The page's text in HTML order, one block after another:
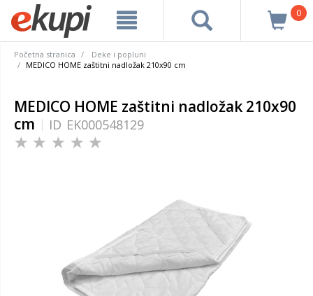
0
Početna stranica
Deke i popluni
MEDICO HOME zaštitni nadložak 210x90 cm
MEDICO HOME zaštitni nadložak 210x90
cm
ID EK000548129